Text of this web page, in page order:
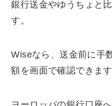
銀行送金やゆうちょと
す。
Wiseなら、送金前に手
額を画面で確認できます